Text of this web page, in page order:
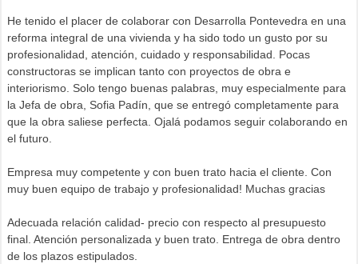
He tenido el placer de colaborar con Desarrolla Pontevedra en una
reforma integral de una vivienda y ha sido todo un gusto por su
profesionalidad, atención, cuidado y responsabilidad. Pocas
constructoras se implican tanto con proyectos de obra e
interiorismo. Solo tengo buenas palabras, muy especialmente para
la Jefa de obra, Sofia Padín, que se entregó completamente para
que la obra saliese perfecta. Ojalá podamos seguir colaborando en
el futuro.
Empresa muy competente y con buen trato hacia el cliente. Con
muy buen equipo de trabajo y profesionalidad! Muchas gracias
Adecuada relación calidad- precio con respecto al presupuesto
final. Atención personalizada y buen trato. Entrega de obra dentro
de los plazos estipulados.